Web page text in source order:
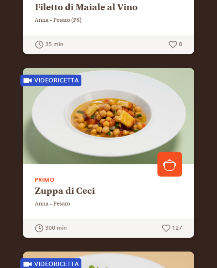
Filetto di Maiale al Vino
Anna – Pesaro (PS)
35 min 8
VIDEORICETTA
PRIMO
Zuppa di Ceci
Anna – Pesaro
300 min 127
VIDEORICETTA